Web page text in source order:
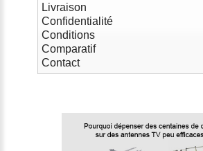
Livraison
Confidentialité
Conditions
Comparatif
Contact